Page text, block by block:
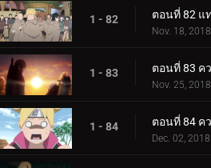
1 - 82
Nov. 18, 2018
1 - 83
Nov. 25, 2018
1 - 84
Dec. 02, 2018